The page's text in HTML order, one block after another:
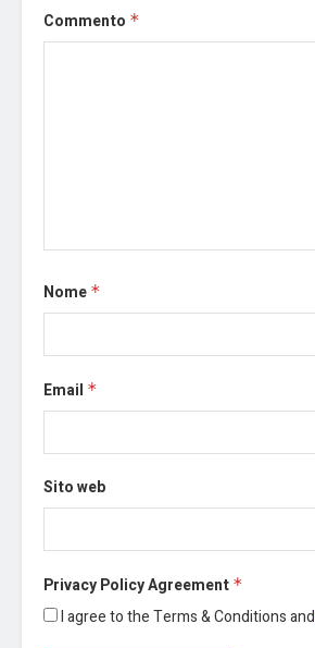
Commento *
Nome *
Email *
Sito web
Privacy Policy Agreement *
I agree to the Terms & Conditions and